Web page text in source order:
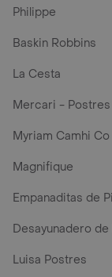
Philippe
Baskin Robbins
La Cesta
Mercari - Postres
Myriam Camhi Co
Magnifique
Empanaditas de
Desayunadero de
Luisa Postres